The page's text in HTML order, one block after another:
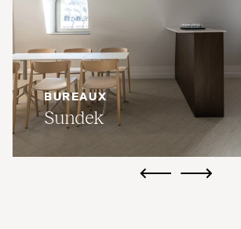
BUREAUX
Sundek
ui.previousui.next